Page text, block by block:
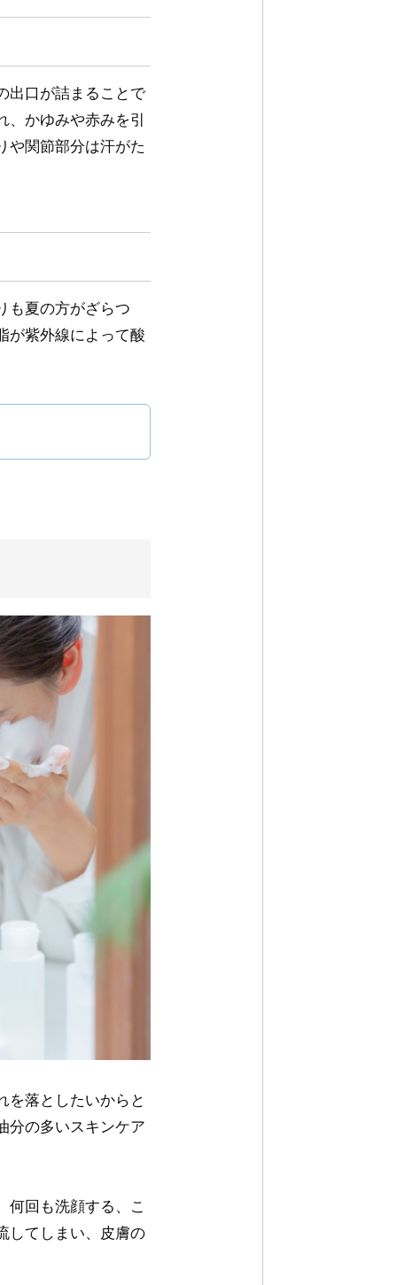
出口が詰まることで
かゆみや赤みを引
や関節部分は汗がた
も夏の方がざらつ
が紫外線によって酸
を落としたいからと
分の多いスキンケア
何回も洗顔する、こ
してしまい、皮膚の